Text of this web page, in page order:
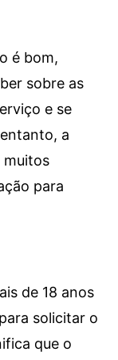
é bom,
sobre as
e se
a
muitos
para
de 18 anos
solicitar o
que o